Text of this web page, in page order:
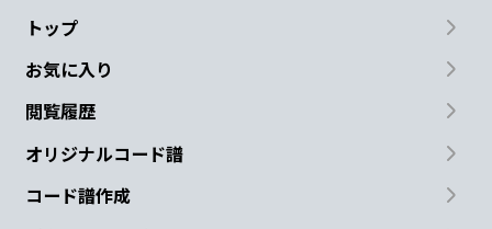
トップ
お気に入り
閲覧履歴
オリジナルコード譜
コード譜作成